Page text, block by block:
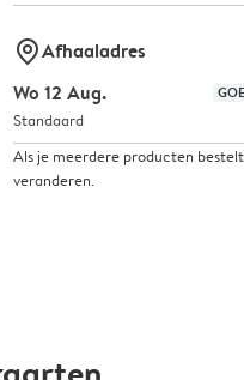
marker-pinAfhaaladres
Wo 12 Aug.
Standaard
Als je meerdere producten
veranderen.